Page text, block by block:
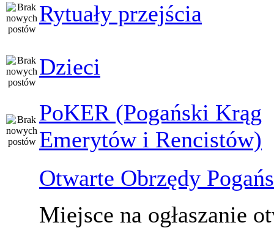
Rytuały przejścia
Dzieci
PoKER (Pogański Krąg
Emerytów i Rencistów)
Otwarte Obrzędy
Miejsce na ogłaszanie